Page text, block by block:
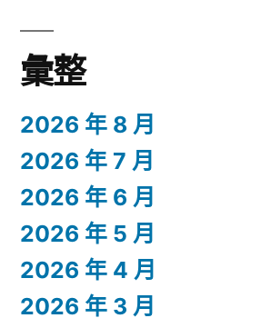
彙整
2026 年 8 月
2026 年 7 月
2026 年 6 月
2026 年 5 月
2026 年 4 月
2026 年 3 月